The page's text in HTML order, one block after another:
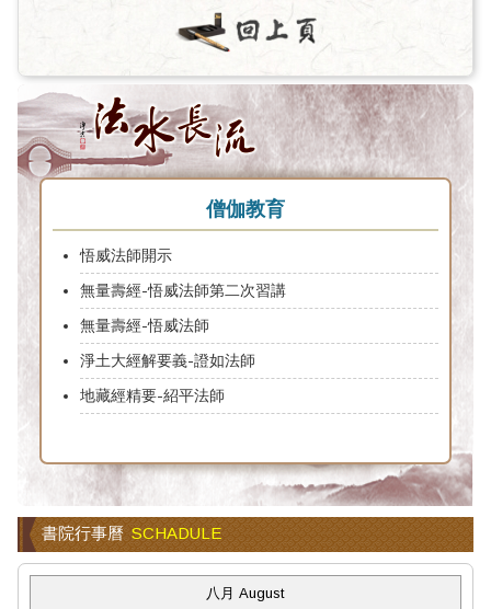
僧伽教育
悟威法師開示
無量壽經-悟威法師第二次習講
無量壽經-悟威法師
淨土大經解要義-證如法師
地藏經精要-紹平法師
書院行事曆 SCHADULE
八月 August